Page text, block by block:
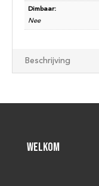
Dimbaar:
Nee
Beschrijving
Welkom